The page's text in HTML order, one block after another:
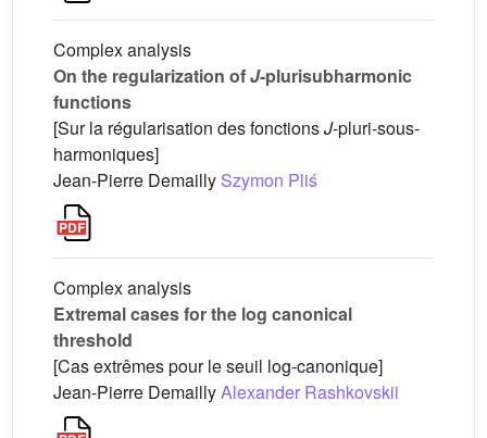
Complex analysis
On the regularization ofJ-plurisubharmonic
functions
[Sur la régularisation des fonctionsJ-pluri-sous-
harmoniques]
Jean-Pierre Demailly Szymon Pliś
Complex analysis
Extremal cases for the log canonical
threshold
[Cas extrêmes pour le seuil log-canonique]
Jean-Pierre DemaillyAlexander Rashkovskii